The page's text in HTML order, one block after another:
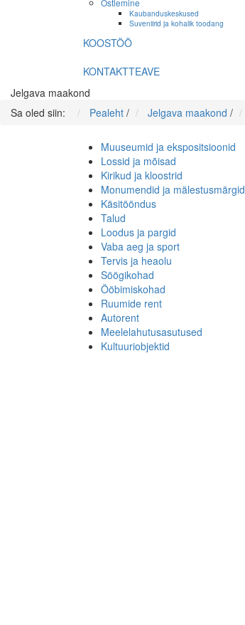
Ostlemine
Kaubanduskeskused
Suveniirid ja kohalik toodang
KOOSTÖÖ
KONTAKTTEAVE
Jelgava maakond
Sa oled siin:
Pealeht / Jelgava maakond /
Muuseumid ja ekspositsioonid
Lossid ja mõisad
Kirikud ja kloostrid
Monumendid ja mälestusmärgid
Käsitööndus
Talud
Loodus ja pargid
Vaba aeg ja sport
Tervis ja heaolu
Söögikohad
Ööbimiskohad
Ruumide rent
Autorent
Meelelahutusasutused
Kultuuriobjektid